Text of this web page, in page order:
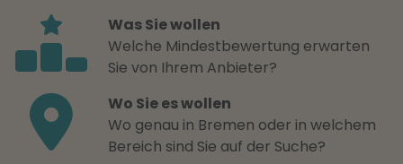
Was Sie wollen
Welche Mindestbewertung erwarten
Sie von Ihrem Anbieter?
Wo Sie es wollen
Wo genau in Bremen oder in welchem
Bereich sind Sie auf der Suche?